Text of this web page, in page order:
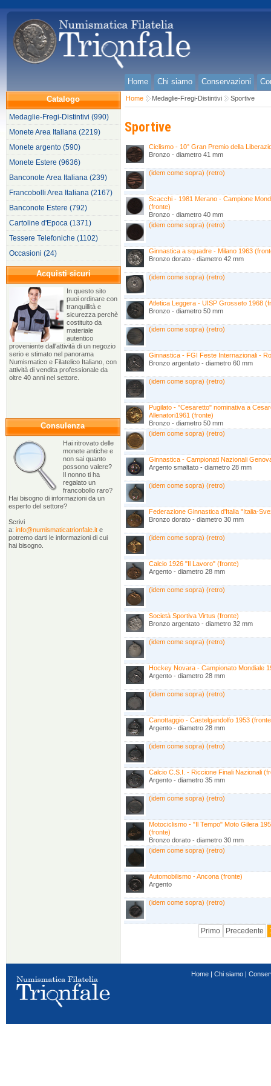
Home Chi siamo Conservazioni
Catalogo
Medaglie-Fregi-Distintivi (990)
Monete Area Italiana (2219)
Monete argento (590)
Monete Estere (9636)
Banconote Area Italiana (239)
Francobolli Area Italiana (2167)
Banconote Estere (792)
Cartoline d'Epoca (1371)
Tessere Telefoniche (1102)
Occasioni (24)
Acquisti sicuri
In questo sito
puoi ordinare con
tranquillità e
sicurezza perchè
costituito da
materiale
autentico
proveniente dall'attività di un negozio
serio e stimato nel panorama
Numismatico e Filatelico Italiano, con
attività di vendita professionale da
oltre 40 anni nel settore.
Consulenza
Hai ritrovato delle
monete antiche e
non sai quanto
possono valere?
Il nonno ti ha
regalato un
francobollo raro?
Hai bisogno di informazioni da un
esperto del settore?
Scrivi
a: info@numismaticatrionfale.it e
potremo darti le informazioni di cui
hai bisogno.
Home Medaglie-Fregi-Distintivi Sportive
Sportive
Ciclismo - 10° Gran Premio della
Bronzo - diametro 41 mm
(idem come sopra) (retro)
Scacchi - 1981 Merano - Campione
(fronte)
Bronzo - diametro 40 mm
(idem come sopra) (retro)
Ginnastica a squadre - Milano 1963
Bronzo dorato - diametro 42 mm
(idem come sopra) (retro)
Atletica Leggera - UISP Grosseto 1968
Bronzo - diametro 50 mm
(idem come sopra) (retro)
Ginnastica - FGI Feste Internazionali -
Bronzo argentato - diametro 60 mm
(idem come sopra) (retro)
Pugilato - "Cesaretto" nominativa a
Allenatori1961 (fronte)
Bronzo - diametro 50 mm
(idem come sopra) (retro)
Ginnastica - Campionati Nazionali
Argento smaltato - diametro 28 mm
(idem come sopra) (retro)
Federazione Ginnastica d'Italia "Italia-
Bronzo dorato - diametro 30 mm
(idem come sopra) (retro)
Calcio 1926 "Il Lavoro" (fronte)
Argento - diametro 28 mm
(idem come sopra) (retro)
Società Sportiva Virtus (fronte)
Bronzo argentato - diametro 32 mm
(idem come sopra) (retro)
Hockey Novara - Campionato Mondiale
Argento - diametro 28 mm
(idem come sopra) (retro)
Canottaggio - Castelgandolfo 1953
Argento - diametro 28 mm
(idem come sopra) (retro)
Calcio C.S.I. - Riccione Finali Nazionali
Argento - diametro 35 mm
(idem come sopra) (retro)
Motociclismo - "Il Tempo" Moto Gilera
(fronte)
Bronzo dorato - diametro 30 mm
(idem come sopra) (retro)
Automobilismo - Ancona (fronte)
Argento
(idem come sopra) (retro)
Primo Precedente
Home | Chi siamo |